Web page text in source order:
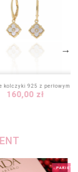
kolczyki 925 z perłowym...
Cena
160,00 zł
PAKIET